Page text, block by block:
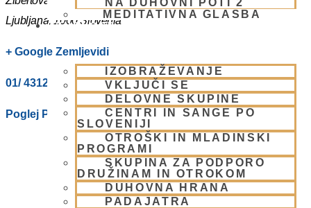
MEDITATIVNA GLASBA
SKUPNOST
IZOBRAŽEVANJE
VKLJUČI SE
DELOVNE SKUPINE
CENTRI IN SANGE PO
SLOVENIJI
OTROŠKI IN MLADINSKI
PROGRAMI
SKUPINA ZA PODPORO
DRUŽINAM IN OTROKOM
DUHOVNA HRANA
PADAJATRA
Ljubljana, 1000 Slovenia
+ Google Zemljevidi
01/ 4312319
Poglej Prizorišče spletno stran